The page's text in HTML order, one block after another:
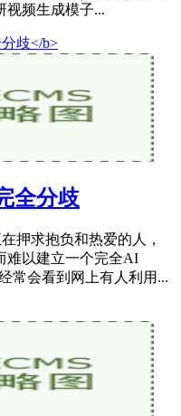
视频生成模子...
全分歧
押求抱负和热爱的人，
难以建立一个完全AI
常会看到网上有人利用...